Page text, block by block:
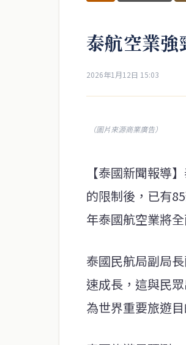
泰航空業
2026年1月12日 15:03
（圖片來源商業廣告）
【泰國新聞報導
的限制後，已有
年泰國航空業將
泰國民航局副局
速成長，這與民
為世界重要旅遊